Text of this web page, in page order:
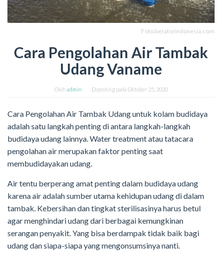
Foto/aeratorindonesia.com
Cara Pengolahan Air Tambak
Udang Vaname
Oleh admin Diposting pada Oktober 25, 2020
Cara Pengolahan Air Tambak Udang untuk kolam budidaya
adalah satu langkah penting di antara langkah-langkah
budidaya udang lainnya. Water treatment atau tatacara
pengolahan air merupakan faktor penting saat
membudidayakan udang.
Air tentu berperang amat penting dalam budidaya udang
karena air adalah sumber utama kehidupan udang di dalam
tambak. Kebersihan dan tingkat sterilisasinya harus betul
agar menghindari udang dari berbagai kemungkinan
serangan penyakit. Yang bisa berdampak tidak baik bagi
udang dan siapa-siapa yang mengonsumsinya nanti.